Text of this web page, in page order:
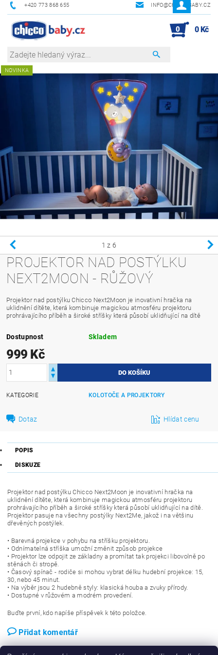
+420 773 868 655 INFO@CHICCOBABY.CZ
0 0 Kč
NOVINKA
1 z 6
PROJEKTOR NAD POSTÝLKU
NEXT2MOON - RŮŽOVÝ
Projektor nad postýlku Chicco Next2Moon je inovativní hračka na
uklidnění dítěte, která kombinuje magickou atmosféru projektoru
prohrávajícího příběh a široké stříšky která působí uklidňující na dítě
Dostupnost Skladem
999 Kč
KATEGORIE KOLOTOČE A PROJEKTORY
Dotaz Hlídat cenu
POPIS
DISKUZE
Projektor nad postýlku Chicco Next2Moon je inovativní hračka na
uklidnění dítěte, která kombinuje magickou atmosféru projektoru
prohrávajícího příběh a široké stříšky která působí uklidňující na dítě.
Projektor pasuje na všechny postýlky Next2Me, jakož i na většinu
dřevěných postýlek.
• Barevná projekce v pohybu na stříšku projektoru.
• Odnímatelná stříška umožní změnit způsob projekce
• Projektor lze odpojit ze základny a promítat tak projekci libovolně po
stěnách či stropě.
• Časový spínač - rodiče si mohou vybrat délku hudební projekce: 15,
30, nebo 45 minut.
• Na výběr jsou 2 hudebně styly: klasická houba a zvuky přírody.
• Dostupné v růžovém a modrém provedení.
Buďte první, kdo napíše příspěvek k této položce.
Přidat komentář